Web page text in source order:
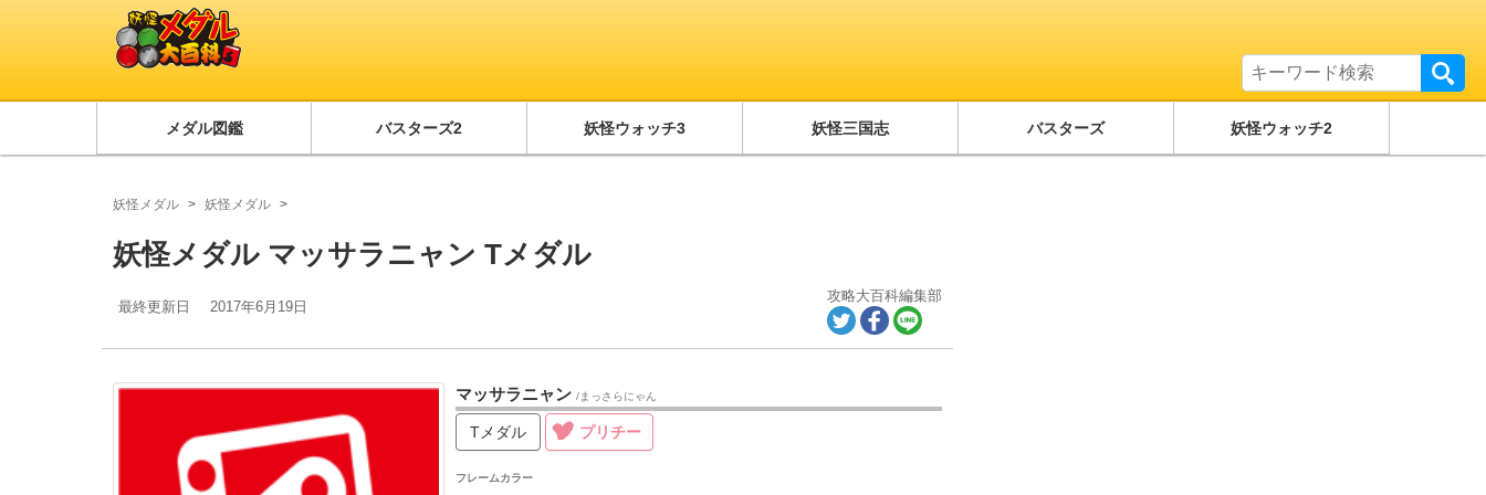
メダル図鑑 バスターズ2 妖怪ウォッチ3 妖怪三国志 バスターズ 妖怪ウォッチ2
妖怪メダル 妖怪メダル
妖怪メダル マッサラニャン Tメダル
最終更新日 2017年6月19日
攻略大百科編集部
マッサラニャン /まっさらにゃん
Tメダル プリチー
フレームカラー